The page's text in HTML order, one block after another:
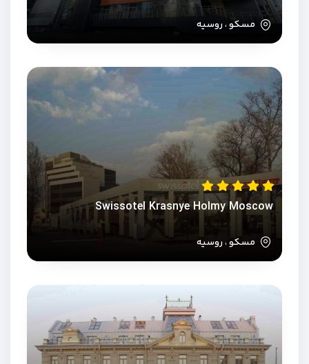
مسکو ، روسیه
Swissotel Krasnye Holmy Moscow
مسکو ، روسیه